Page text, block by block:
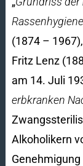
Rassenhygiene
(1874 –
Fritz Lenz
am 14. Juli
erbkranken
Alkoholikern